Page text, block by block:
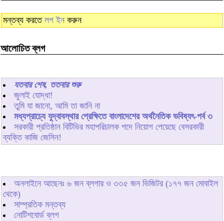
মন্তব্য করতে লগ ইন করুন
আলোচিত ব্লগ
যতবার শেষ, ততবার শুরু
জুলাই যোদ্ধা!
তুমি যা জানো, আমি তা জানি না
মধ্যপ্রাচ্যে যুদ্বাবস্থার প্রেক্ষিতে বাংলাদেশের অর্থনৈতিক ভবিষ্যৎ-পর্ব ৩
সরকারী প্রতিষ্ঠান বিটিভির মহাপরিচালক পদে নিয়োগ পেয়েছে বেসরকারী
ব্যক্তি কাজি জেসিন!
অনলাইনে আছেনঃ ৬ জন ব্লগার ও ৩৩৫ জন ভিজিটর (১৭৭ জন মোবাইল
থেকে)
সাম্প্রতিক মন্তব্য
নোটিশবোর্ড ব্লগ